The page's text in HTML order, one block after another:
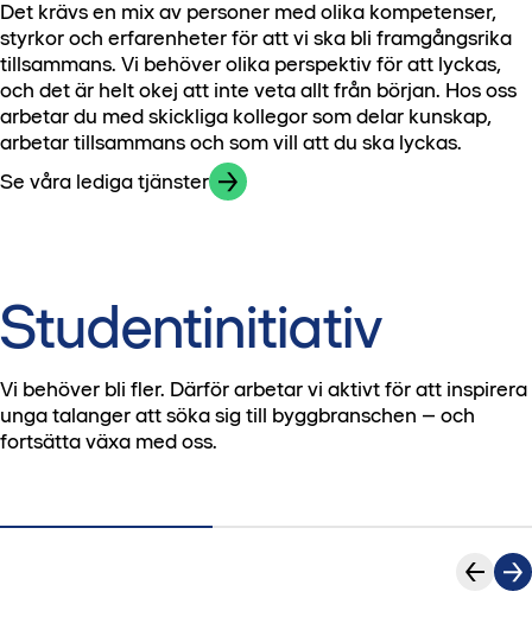
Hitta lediga praktikplatser här
För att säkerställa att din ansökan behandlas korrekt
behöver den skickas in via en annons som är publicerad
på vår hemsida – ansökningar som kommer in på andra
sätt hanteras ej.
Hitta våra exjobb här
sätt hanteras ej.
Läs mer om våra studentprogram
Det krävs en mix av personer med olika kompetenser,
styrkor och erfarenheter för att vi ska bli framgångsrika
tillsammans. Vi behöver olika perspektiv för att lyckas,
och det är helt okej att inte veta allt från början. Hos oss
arbetar du med skickliga kollegor som delar kunskap,
arbetar tillsammans och som vill att du ska lyckas.
Se våra lediga tjänster
Studentinitiativ
Vi behöver bli fler. Därför arbetar vi aktivt för att inspirera
unga talanger att söka sig till byggbranschen – och
fortsätta växa med oss.